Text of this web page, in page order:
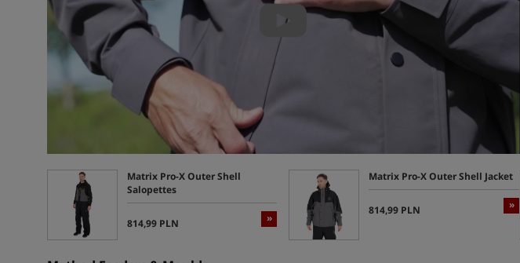
Matrix Pro-X Outer Shell
Salopettes
»
814,99 PLN
Matrix Pro-X Outer Shell Jacket
»
814,99 PLN